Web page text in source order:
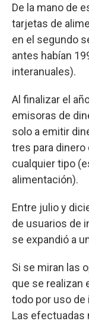
De la mano de
tarjetas de
en el segundo
antes habían
interanuales).
Al finalizar el
emisoras de
solo a emitir
tres para dinero
cualquier tipo
alimentación).
Entre julio y
de usuarios de
se expandió a
Si se miran las
que se realizan
todo por uso
Las efectuadas